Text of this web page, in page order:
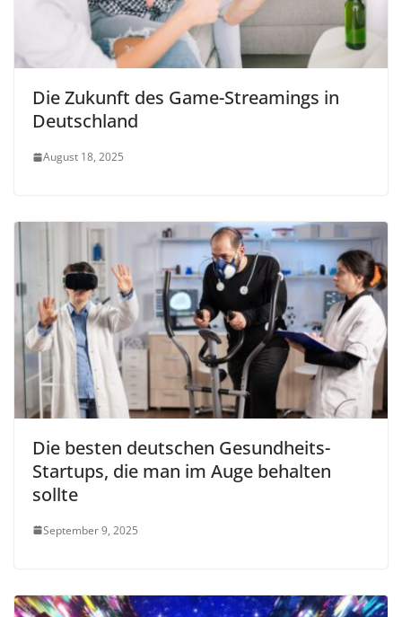
Die Zukunft des Game-Streamings in
Deutschland
August 18, 2025
Die besten deutschen Gesundheits-
Startups, die man im Auge behalten
sollte
September 9, 2025